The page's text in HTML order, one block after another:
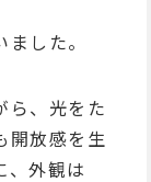
した。
ら、光をた
開放感を生
、外観は